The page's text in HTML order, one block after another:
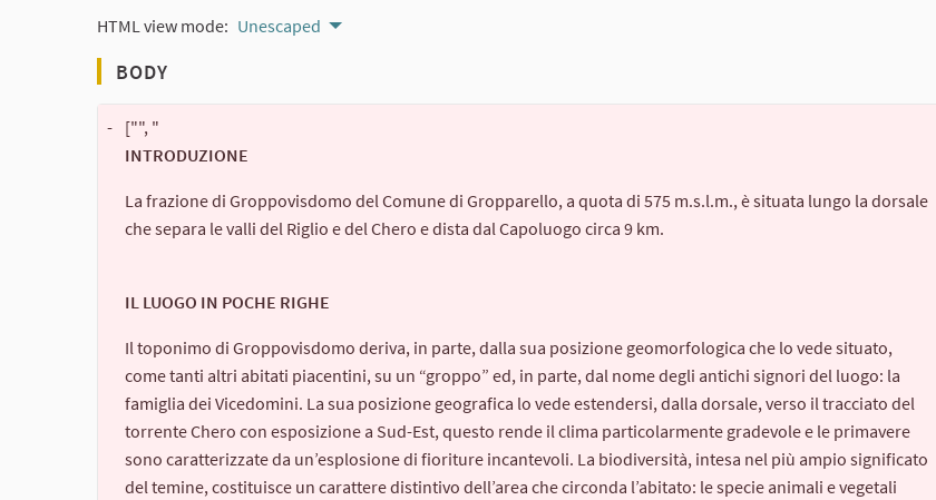
HTML view mode: Unescaped
BODY
- ["", "
INTRODUZIONE
La frazione di Groppovisdomo del Comune di Gropparello, a quota di 575 m.s.l.m., è situata lungo la dorsale
che separa le valli del Riglio e del Chero e dista dal Capoluogo circa 9 km.
IL LUOGO IN POCHE RIGHE
Il toponimo di Groppovisdomo deriva, in parte, dalla sua posizione geomorfologica che lo vede situato,
come tanti altri abitati piacentini, su un “groppo” ed, in parte, dal nome degli antichi signori del luogo: la
famiglia dei Vicedomini. La sua posizione geografica lo vede estendersi, dalla dorsale, verso il tracciato del
torrente Chero con esposizione a Sud-Est, questo rende il clima particolarmente gradevole e le primavere
sono caratterizzate da un’esplosione di fioriture incantevoli. La biodiversità, intesa nel più ampio significato
del temine, costituisce un carattere distintivo dell’area che circonda l’abitato: le specie animali e vegetali